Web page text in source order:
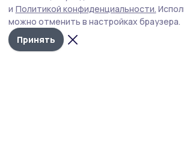
и Политикой конфиденциальности.
можно отменить в настройках браузера.
Принять